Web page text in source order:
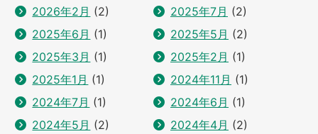
2026年2月 (2) 2025年7月 (2)
2025年6月 (1) 2025年5月 (2)
2025年3月 (1) 2025年2月 (1)
2025年1月 (1) 2024年11月 (1)
2024年7月 (1) 2024年6月 (1)
2024年5月 (2) 2024年4月 (2)